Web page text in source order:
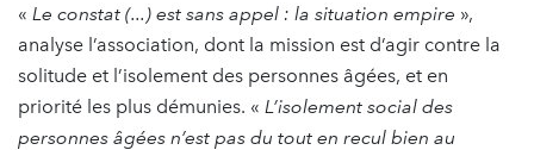
« Le constat (...) est sans appel : la situation empire »,
analyse l’association, dont la mission est d’agir contre la
solitude et l’isolement des personnes âgées, et en
priorité les plus démunies. « L’isolement social des
personnes âgées n’est pas du tout en recul bien au